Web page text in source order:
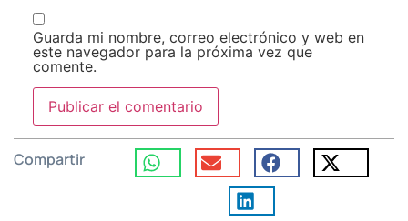
Guarda mi nombre, correo electrónico y web en
este navegador para la próxima vez que
comente.
Compartir